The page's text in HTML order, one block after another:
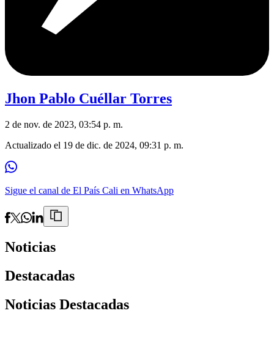
Jhon Pablo Cuéllar Torres
2 de nov. de 2023, 03:54 p. m.
Actualizado el 19 de dic. de 2024, 09:31 p. m.
Sigue el canal de El País Cali en WhatsApp
Noticias
Destacadas
Noticias Destacadas